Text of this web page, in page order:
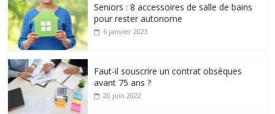
Seniors : 8 accessoires de salle de bains
pour rester autonome
6 janvier 2023
Faut-il souscrire un contrat obsèques
avant 75 ans ?
20 juin 2022